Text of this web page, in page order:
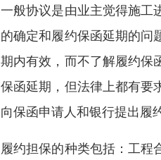
一般协议是由业主觉得施工
的确定和履约保函延期的问
期内有效，而不了解履约保
保函延期，但法律上都有要
向保函申请人和银行提出履
履约担保的种类包括：工程